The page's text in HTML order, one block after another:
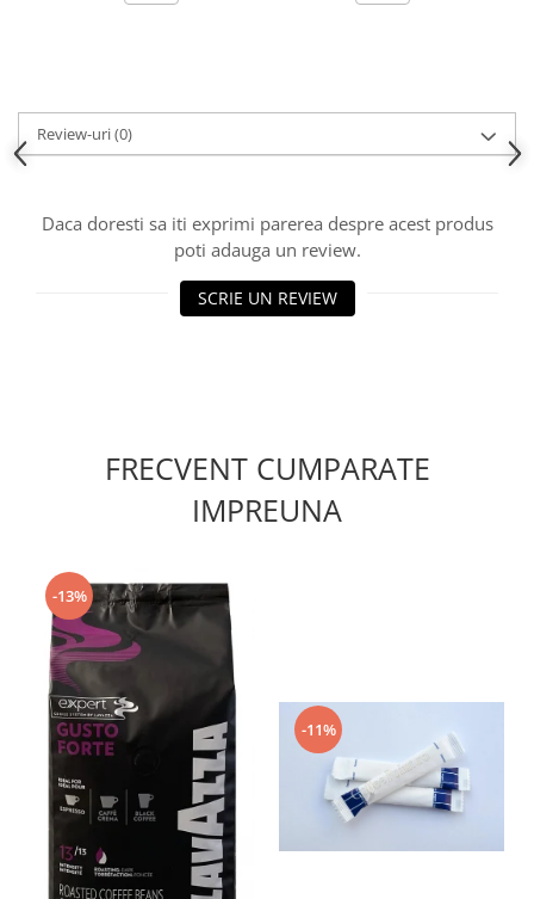
Review-uri(0)
Daca doresti sa iti exprimi parerea despre acest produs
poti adauga un review.
SCRIE UN REVIEW
FRECVENT CUMPARATE
IMPREUNA
-13%
-11%